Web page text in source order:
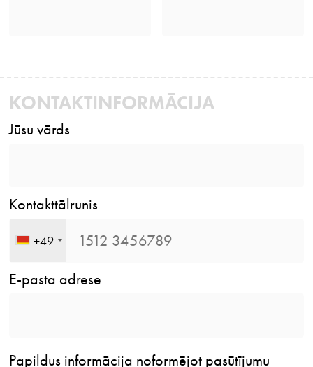
KONTAKTINFORMĀCIJA
Jūsu vārds
Kontakttālrunis
+49
E-pasta adrese
Papildus informācija noformējot pasūtījumu